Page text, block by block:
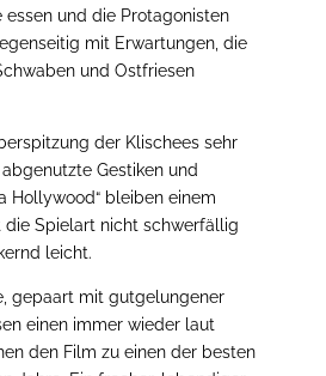
essen und die Protagonisten
mit Erwartungen, die
und Ostfriesen
der Klischees sehr
Gestiken und
Hollywood“ bleiben einem
die Spielart nicht schwerfällig
leicht.
gepaart mit gutgelungener
einen immer wieder laut
den Film zu einen der besten